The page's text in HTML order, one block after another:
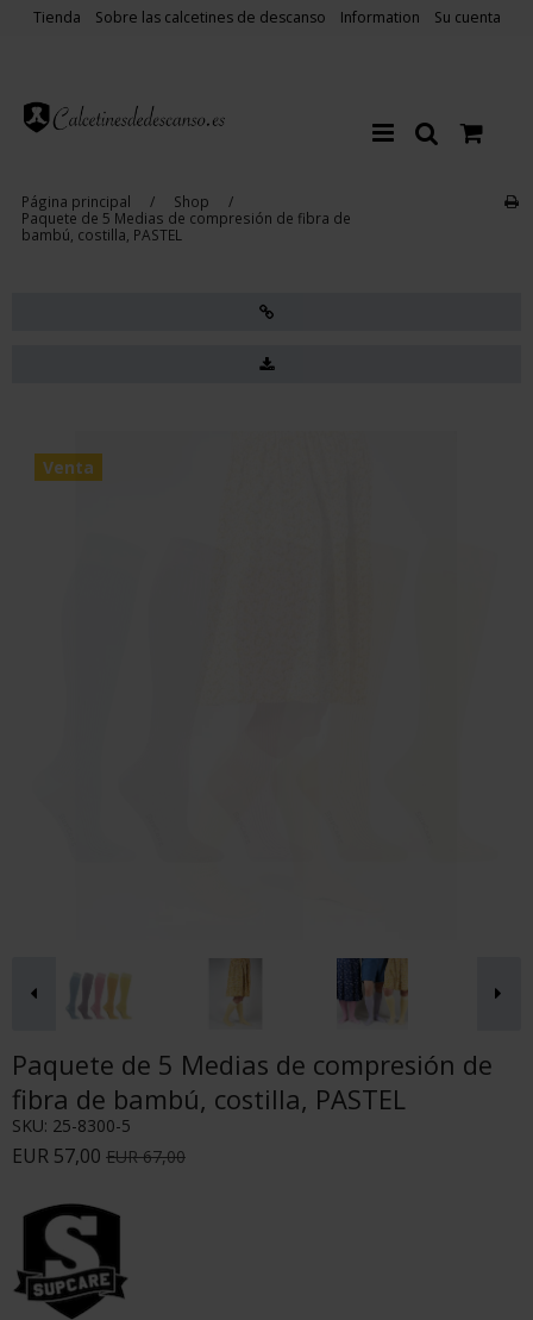
Tienda Sobre las calcetines de descanso Information Su cuenta
Página principal / Shop
/
Paquete de 5 Medias de compresión de fibra de
bambú, costilla, PASTEL
Venta
Paquete de 5 Medias de compresión de
fibra de bambú, costilla, PASTEL
SKU: 25-8300-5
EUR 57,00 EUR 67,00